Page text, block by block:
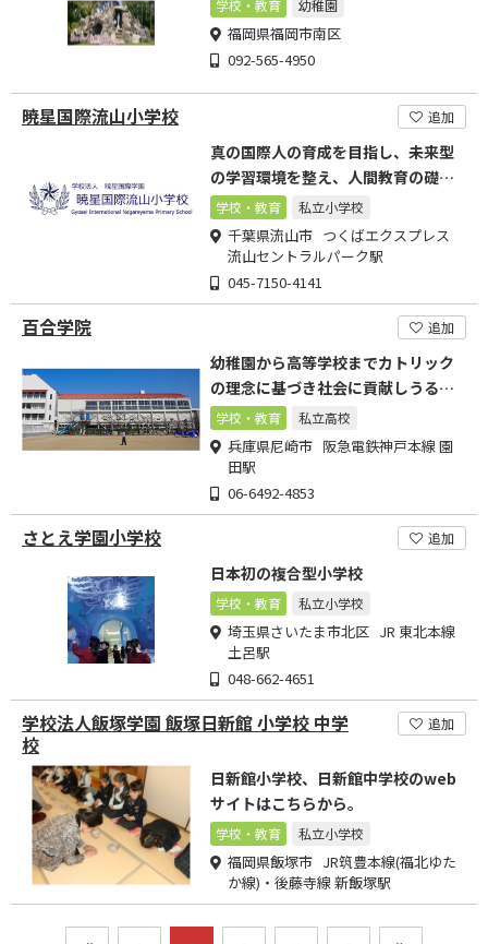
学校・教育 幼稚園
福岡県福岡市南区
092-565-4950
暁星国際流山小学校 追加
真の国際人の育成を目指し、未来型
の学習環境を整え、人間教育の礎を
築く
学校・教育 私立小学校
千葉県流山市 つくばエクスプレス
流山セントラルパーク駅
045-7150-4141
百合学院 追加
幼稚園から高等学校までカトリック
の理念に基づき社会に貢献しうる女
性の育成を心がけています
学校・教育 私立高校
兵庫県尼崎市 阪急電鉄神戸本線 園
田駅
06-6492-4853
さとえ学園小学校 追加
日本初の複合型小学校
学校・教育 私立小学校
埼玉県さいたま市北区 JR 東北本線
土呂駅
048-662-4651
学校法人飯塚学園 飯塚日新館 小学校 中学
校
追加
日新館小学校、日新館中学校のweb
サイトはこちらから。
学校・教育 私立小学校
福岡県飯塚市 JR筑豊本線(福北ゆた
か線)・後藤寺線 新飯塚駅